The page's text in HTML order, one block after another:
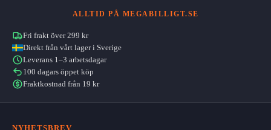
ALLTID PÅ MEGABILLIGT.SE
Fri frakt över 299 kr
Direkt från vårt lager i Sverige
Leverans 1–3 arbetsdagar
100 dagars öppet köp
Fraktkostnad från 19 kr
NYHETSBREV